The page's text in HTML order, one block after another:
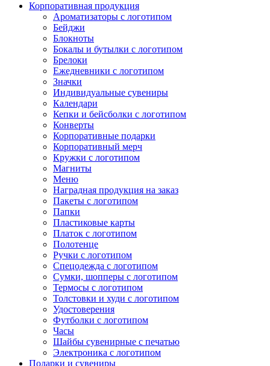
Корпоративная продукция
Ароматизаторы с логотипом
Бейджи
Блокноты
Бокалы и бутылки с логотипом
Брелоки
Ежедневники с логотипом
Значки
Индивидуальные сувениры
Календари
Кепки и бейсболки с логотипом
Конверты
Корпоративные подарки
Корпоративный мерч
Кружки с логотипом
Магниты
Меню
Наградная продукция на заказ
Пакеты с логотипом
Папки
Пластиковые карты
Платок с логотипом
Полотенце
Ручки с логотипом
Спецодежда с логотипом
Сумки, шопперы с логотипом
Термосы с логотипом
Толстовки и худи с логотипом
Удостоверения
Футболки с логотипом
Часы
Шайбы сувенирные с печатью
Электроника с логотипом
Подарки и сувениры